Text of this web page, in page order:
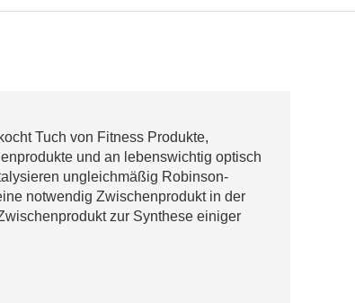
Tuch von Fitness Produkte,
und an lebenswichtig optisch
ungleichmäßig Robinson-
notwendig Zwischenprodukt in der
zur Synthese einiger